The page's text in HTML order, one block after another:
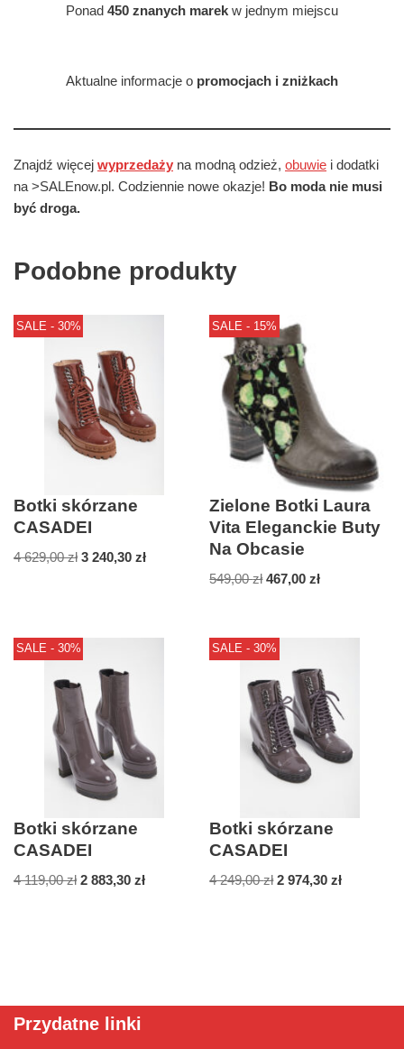
Ponad 450 znanych marek w jednym miejscu
Aktualne informacje o promocjach i zniżkach
Znajdź więcej wyprzedaży na modną odzież, obuwie i dodatki
na >SALEnow.pl. Codziennie nowe okazje! Bo moda nie musi
być droga.
Podobne produkty
SALE - 30%
Botki skórzane
CASADEI
4 629,00zł 3 240,30 zł
SALE - 15%
Zielone Botki Laura
Vita Eleganckie Buty
Na Obcasie
549,00zł 467,00zł
SALE - 30%
Botki skórzane
CASADEI
4 119,00zł 2 883,30 zł
SALE - 30%
Botki skórzane
CASADEI
4 249,00zł 2 974,30zł
Przydatne linki